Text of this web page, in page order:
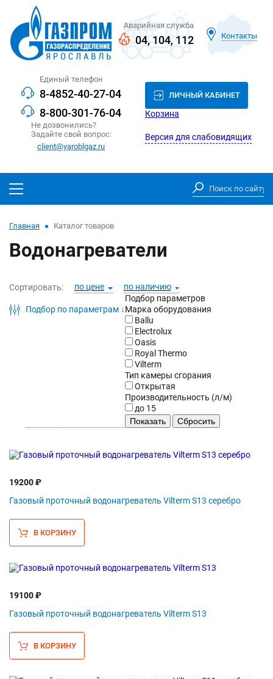
Аварийная служба
04,104,112 Контакты
Единый телефон
8-4852-40-27-04
8-800-301-76-04
Не дозвонились?
Задайте свой вопрос:
client@yaroblgaz.ru
ЛИЧНЫЙ КАБИНЕТ
Корзина
Версия для слабовидящих
Главная Каталог товаров
Водонагреватели
Сортировать: по цене по наличию
Подбор по параметрам ↓
Подбор параметров
Марка оборудования
Ballu
Electrolux
Oasis
Royal Thermo
Vilterm
Тип камеры сгорания
Открытая
Производительность (л/м)
до 15
19200 ₽
Газовый проточный водонагреватель Vilterm S13 серебро
В КОРЗИНУ
19100 ₽
Газовый проточный водонагреватель Vilterm S13
В КОРЗИНУ